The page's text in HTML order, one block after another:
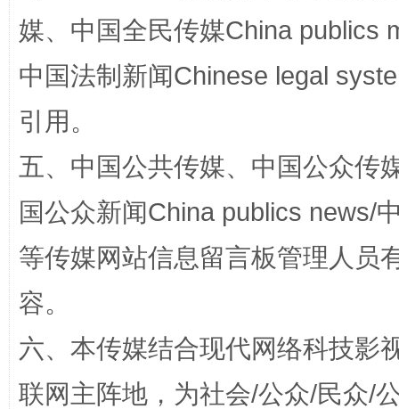
这是一记警钟！ 谢
媒、中国全民传媒China publics
中国法制新闻Chinese legal
引用。
五、中国公共传媒、中国公众传
国公众新闻China publics news/
等传媒网站信息留言板管理人员
容。
六、本传媒结合现代网络科技影
联网主阵地，为社会/公众/民众/